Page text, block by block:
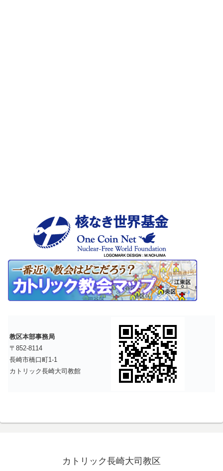
教区本部事務局
〒852-8114
長崎市橋口町1-1
カトリック長崎大司教館
カトリック長崎大司教区